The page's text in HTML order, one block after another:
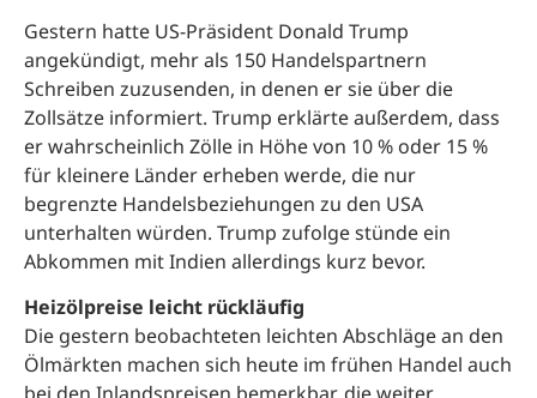
Gestern hatte US-Präsident Donald Trump
angekündigt, mehr als 150 Handelspartnern
Schreiben zuzusenden, in denen er sie über die
Zollsätze informiert. Trump erklärte außerdem, dass
er wahrscheinlich Zölle in Höhe von 10 % oder 15 %
für kleinere Länder erheben werde, die nur
begrenzte Handelsbeziehungen zu den USA
unterhalten würden. Trump zufolge stünde ein
Abkommen mit Indien allerdings kurz bevor.
Heizölpreise leicht rückläufig
Die gestern beobachteten leichten Abschläge an den
Ölmärkten machen sich heute im frühen Handel auch